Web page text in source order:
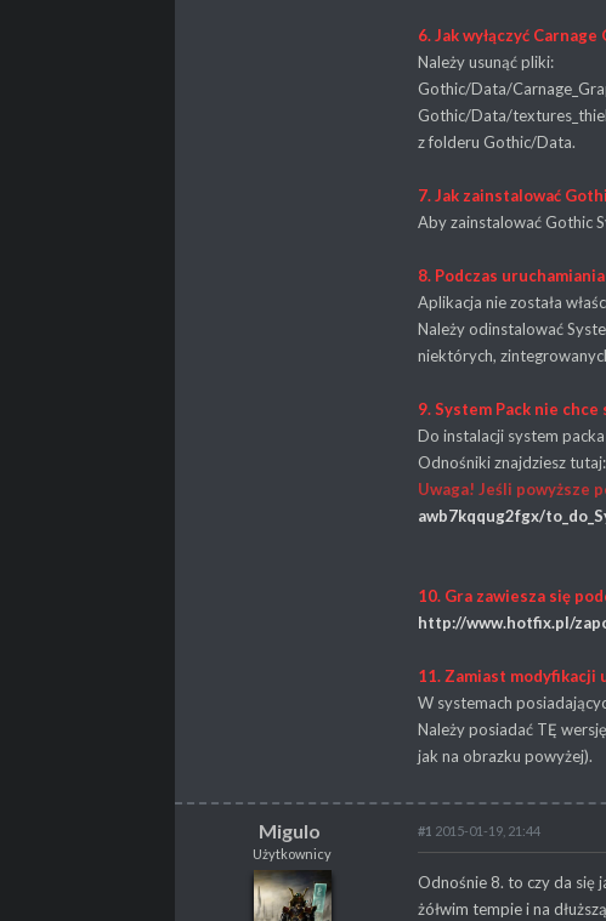
6. Jak wyłączyć
Należy usunąć pliki:
Gothic/Data/
Gothic/Data/
z folderu Gothic/Data.
7. Jak zainstalować
Aby zainstalować Gothic
8. Podczas
Aplikacja nie została
Należy odinstalować
niektórych,
9. System Pack nie
Do instalacji system
Odnośniki znajdziesz tutaj:
Uwaga! Jeśli powyższe
awb7kqqug2fgx/
10. Gra zawiesza się
http://www.hotfix.pl/
11. Zamiast modyfikacji
W systemach
Należy posiadać TĘ
jak na obrazku powyżej).
Migulo
Migulo
Użytkownicy
Użytkownicy
#1 2015-01-19, 21:44
Odnośnie 8. to czy da się
żółwim tempie i na